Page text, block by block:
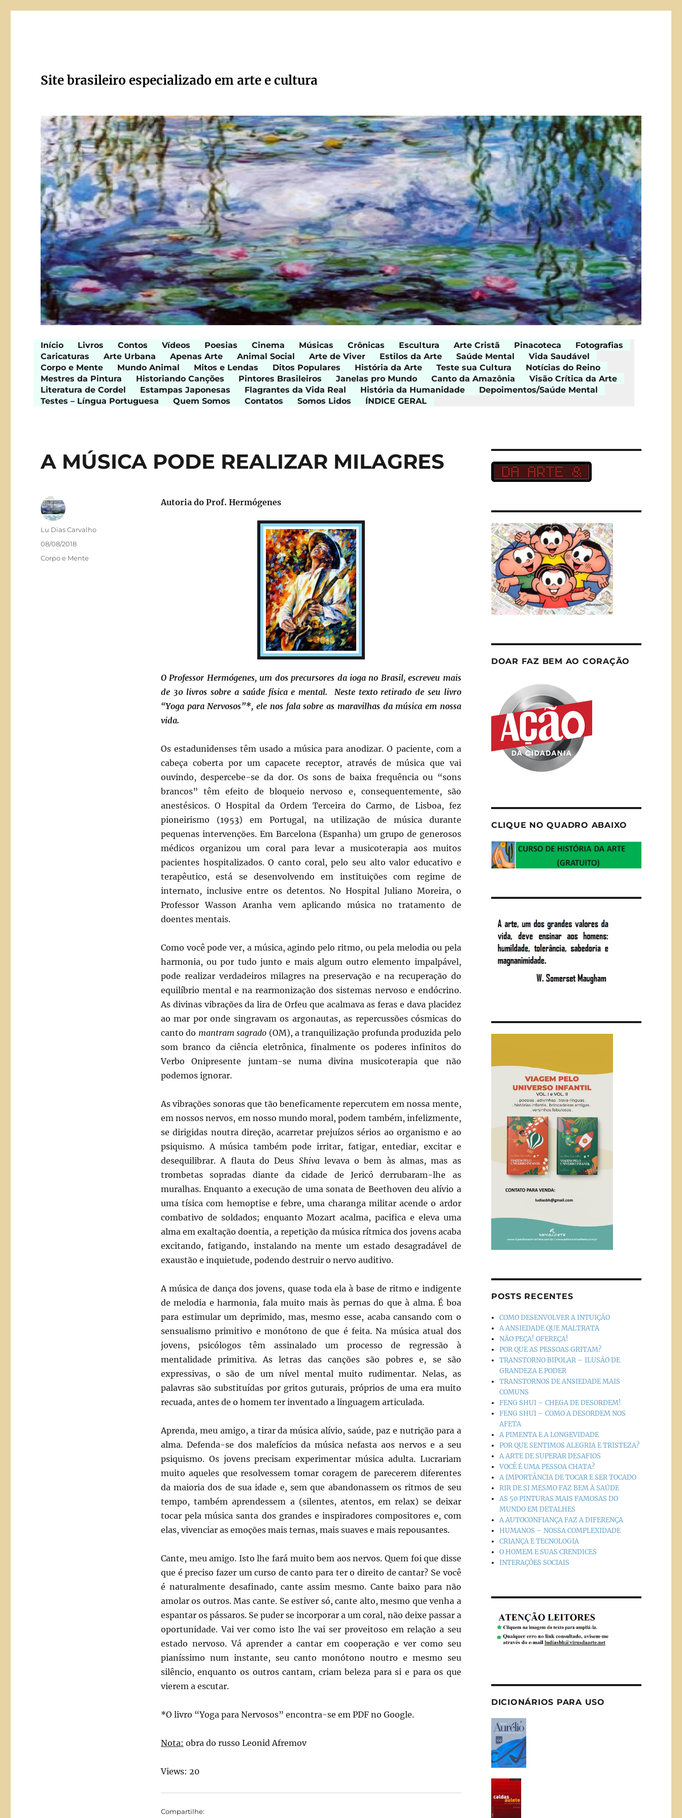
Site brasileiro especializado em arte e cultura
Início Livros Contos Vídeos Poesias Cinema Músicas Crônicas Escultura Arte Cristã Pinacoteca
Fotografias
Caricaturas
Arte Urbana Apenas Arte Animal Social Arte de Viver Estilos da Arte Saúde Mental
Vida Saudável
Corpo e Mente
Mundo Animal Mitos e Lendas Ditos Populares História da Arte Teste sua Cultura
Notícias do Reino
Mestres da Pintura
Historiando Canções Pintores Brasileiros Janelas pro Mundo Canto da Amazônia
Visão Crítica da Arte
Literatura de Cordel
Estampas Japonesas Flagrantes da Vida Real História da Humanidade
Depoimentos/Saúde Mental
Testes – Língua Portuguesa
Quem Somos Contatos Somos Lidos ÍNDICE GERAL
A MÚSICA PODE REALIZAR MILAGRES
Autoria do Prof. Hermógenes
O Professor Hermógenes, um dos precursores da ioga no Brasil, escreveu mais
de 30 livros sobre a saúde física e mental. Neste texto retirado de seu livro
“Yoga para Nervosos”*, ele nos fala sobre as maravilhas da música em nossa
vida.
Os estadunidenses têm usado a música para anodizar. O paciente, com a
cabeça coberta por um capacete receptor, através de música que vai
ouvindo, despercebe-se da dor. Os sons de baixa frequência ou “sons
brancos” têm efeito de bloqueio nervoso e, consequentemente, são
anestésicos. O Hospital da Ordem Terceira do Carmo, de Lisboa, fez
pioneirismo (1953) em Portugal, na utilização de música durante
pequenas intervenções. Em Barcelona (Espanha) um grupo de generosos
médicos organizou um coral para levar a musicoterapia aos muitos
pacientes hospitalizados. O canto coral, pelo seu alto valor educativo e
terapêutico, está se desenvolvendo em instituições com regime de
internato, inclusive entre os detentos. No Hospital Juliano Moreira, o
Professor Wasson Aranha vem aplicando música no tratamento de
doentes mentais.
Como você pode ver, a música, agindo pelo ritmo, ou pela melodia ou pela
harmonia, ou por tudo junto e mais algum outro elemento impalpável,
pode realizar verdadeiros milagres na preservação e na recuperação do
equilíbrio mental e na rearmonização dos sistemas nervoso e endócrino.
As divinas vibrações da lira de Orfeu que acalmava as feras e dava placidez
ao mar por onde singravam os argonautas, as repercussões cósmicas do
canto do mantram sagrado (OM), a tranquilização profunda produzida pelo
som branco da ciência eletrônica, finalmente os poderes infinitos do
Verbo Onipresente juntam-se numa divina musicoterapia que não
podemos ignorar.
As vibrações sonoras que tão beneficamente repercutem em nossa mente,
em nossos nervos, em nosso mundo moral, podem também, infelizmente,
se dirigidas noutra direção, acarretar prejuízos sérios ao organismo e ao
psiquismo. A música também pode irritar, fatigar, entediar, excitar e
desequilibrar. A flauta do Deus Shiva levava o bem às almas, mas as
trombetas sopradas diante da cidade de Jericó derrubaram-lhe as
muralhas. Enquanto a execução de uma sonata de Beethoven deu alívio a
uma tísica com hemoptise e febre, uma charanga militar acende o ardor
combativo de soldados; enquanto Mozart acalma, pacifica e eleva uma
alma em exaltação doentia, a repetição da música rítmica dos jovens acaba
excitando, fatigando, instalando na mente um estado desagradável de
exaustão e inquietude, podendo destruir o nervo auditivo.
A música de dança dos jovens, quase toda ela à base de ritmo e indigente
de melodia e harmonia, fala muito mais às pernas do que à alma. É boa
para estimular um deprimido, mas, mesmo esse, acaba cansando com o
sensualismo primitivo e monótono de que é feita. Na música atual dos
jovens, psicólogos têm assinalado um processo de regressão à
mentalidade primitiva. As letras das canções são pobres e, se são
expressivas, o são de um nível mental muito rudimentar. Nelas, as
palavras são substituídas por gritos guturais, próprios de uma era muito
recuada, antes de o homem ter inventado a linguagem articulada.
Aprenda, meu amigo, a tirar da música alívio, saúde, paz e nutrição para a
alma. Defenda-se dos malefícios da música nefasta aos nervos e a seu
psiquismo. Os jovens precisam experimentar música adulta. Lucrariam
muito aqueles que resolvessem tomar coragem de parecerem diferentes
da maioria dos de sua idade e, sem que abandonassem os ritmos de seu
tempo, também aprendessem a (silentes, atentos, em relax) se deixar
tocar pela música santa dos grandes e inspiradores compositores e, com
elas, vivenciar as emoções mais ternas, mais suaves e mais repousantes.
Cante, meu amigo. Isto lhe fará muito bem aos nervos. Quem foi que disse
que é preciso fazer um curso de canto para ter o direito de cantar? Se você
é naturalmente desafinado, cante assim mesmo. Cante baixo para não
amolar os outros. Mas cante. Se estiver só, cante alto, mesmo que venha a
espantar os pássaros. Se puder se incorporar a um coral, não deixe passar a
oportunidade. Vai ver como isto lhe vai ser proveitoso em relação a seu
estado nervoso. Vá aprender a cantar em cooperação e ver como seu
pianíssimo num instante, seu canto monótono noutro e mesmo seu
silêncio, enquanto os outros cantam, criam beleza para si e para os que
vierem a escutar.
*O livro “Yoga para Nervosos” encontra-se em PDF no Google.
Nota: obra do russo Leonid Afremov
Views: 20
Compartilhe:
Autor
Lu Dias Carvalho
Publicado
em
08/08/2018
Categorias
Corpo e Mente
DOAR FAZ BEM AO CORAÇÃO
CLIQUE NO QUADRO ABAIXO
POSTS RECENTES
COMO DESENVOLVER A INTUIÇÃO
A ANSIEDADE QUE MALTRATA
NÃO PEÇA! OFEREÇA!
POR QUE AS PESSOAS GRITAM?
TRANSTORNO BIPOLAR – ILUSÃO DE
GRANDEZA E PODER
TRANSTORNOS DE ANSIEDADE MAIS
COMUNS
FENG SHUI – CHEGA DE DESORDEM!
FENG SHUI – COMO A DESORDEM NOS
AFETA
A PIMENTA E A LONGEVIDADE
POR QUE SENTIMOS ALEGRIA E TRISTEZA?
A ARTE DE SUPERAR DESAFIOS
VOCÊ É UMA PESSOA CHATA?
A IMPORTÂNCIA DE TOCAR E SER TOCADO
RIR DE SI MESMO FAZ BEM À SAÚDE
AS 50 PINTURAS MAIS FAMOSAS DO
MUNDO EM DETALHES
A AUTOCONFIANÇA FAZ A DIFERENÇA
HUMANOS – NOSSA COMPLEXIDADE
CRIANÇA E TECNOLOGIA
O HOMEM E SUAS CRENDICES
INTERAÇÕES SOCIAIS
DICIONÁRIOS PARA USO